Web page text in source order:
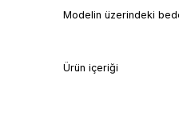
Modelin üzerindeki
Ürün içeriği :